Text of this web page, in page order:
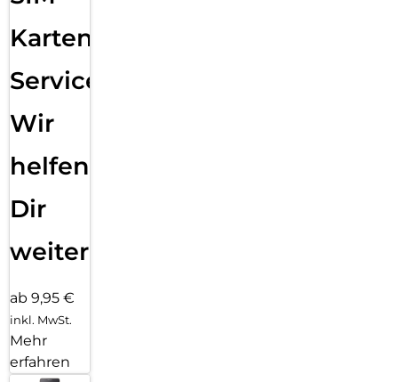
Karten
Service:
Wir
helfen
Dir
weiter
ab 9,95 €
inkl. MwSt.
Mehr
erfahren